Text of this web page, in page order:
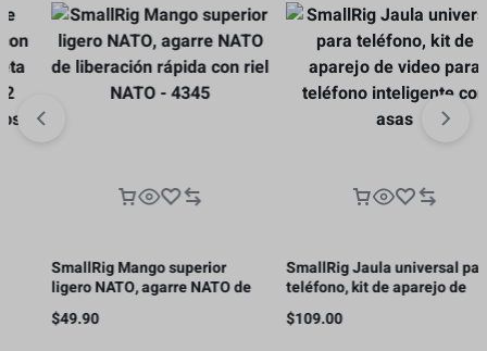
SmallRig Mango superior
ligero NATO, agarre NATO de
liberación rápida con riel NATO
– 4345
49.90
SmallRig Jaula universal para
teléfono, kit de aparejo de
video para teléfono inteligente
con asas
109.00